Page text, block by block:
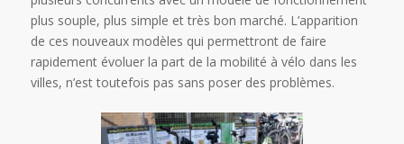
plus souple, plus simple et très bon marché. L’apparition
de ces nouveaux modèles qui permettront de faire
rapidement évoluer la part de la mobilité à vélo dans les
villes, n’est toutefois pas sans poser des problèmes.